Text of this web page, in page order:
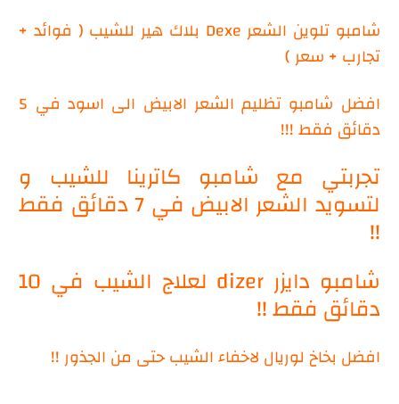
شامبو تلوين الشعر Dexe بلاك هير للشيب ( فوائد +
تجارب + سعر )
افضل شامبو تظليم الشعر الابيض الى اسود في 5
دقائق فقط !!!
تجربتي مع شامبو كاترينا للشيب و
لتسويد الشعر الابيض في 7 دقائق فقط
!!
شامبو دايزر dizer لعلاج الشيب في 10
دقائق فقط !!
افضل بخاخ لوريال لاخفاء الشيب حتى من الجذور !!